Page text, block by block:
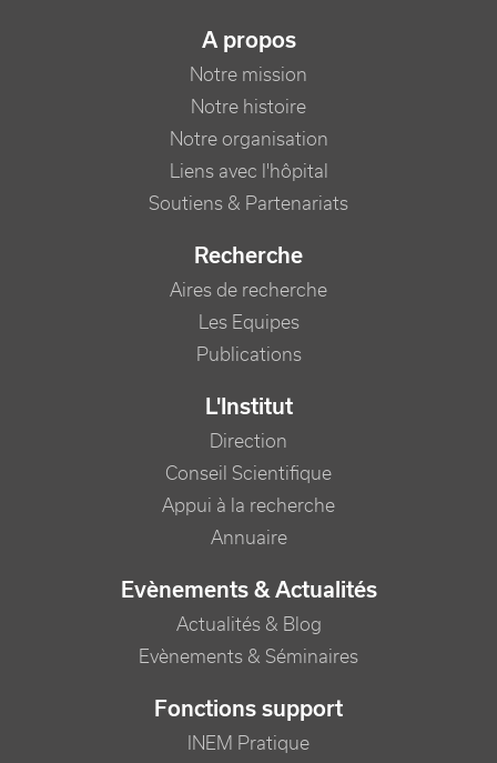
NAVIGATION PRINCIPALE
A propos
Notre mission
Notre histoire
Notre organisation
Liens avec l'hôpital
Soutiens & Partenariats
Recherche
Aires de recherche
Les Equipes
Publications
L'Institut
Direction
Conseil Scientifique
Appui à la recherche
Annuaire
Evènements & Actualités
Actualités & Blog
Evènements & Séminaires
Fonctions support
INEM Pratique